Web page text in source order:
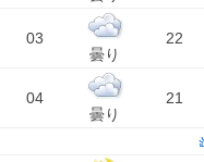
03
曇り
22
04
曇り
21